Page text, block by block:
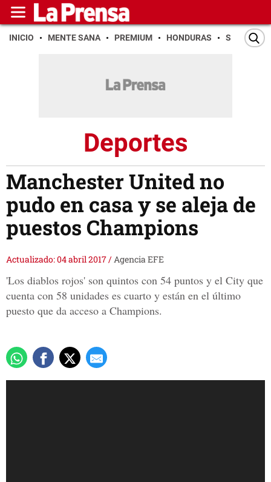
INICIO MENTE SANA PREMIUM HONDURAS SAN PEDRO
Deportes
Manchester United no
pudo en casa y se aleja de
puestos Champions
Actualizado: 04 abril 2017/Agencia EFE
'Los diablos rojos' son quintos con 54 puntos y el City que
cuenta con 58 unidades es cuarto y están en el último
puesto que da acceso a Champions.